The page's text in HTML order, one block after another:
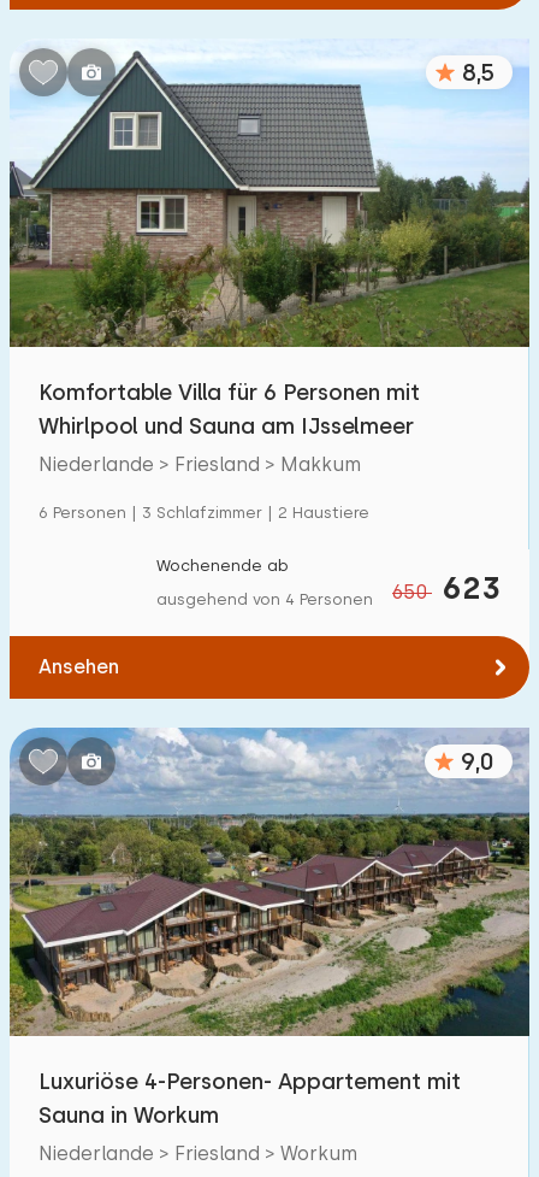
8,5
Komfortable Villa für 6 Personen mit
Whirlpool und Sauna am IJsselmeer
Niederlande > Friesland > Makkum
6 Personen | 3 Schlafzimmer | 2 Haustiere
650 623
Wochenende ab
ausgehend von 4 Personen
Ansehen
9,0
Luxuriöse 4-Personen- Appartement mit
Sauna in Workum
Niederlande > Friesland > Workum